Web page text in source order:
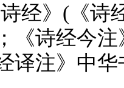
经》(《诗
《诗经今
译注》中